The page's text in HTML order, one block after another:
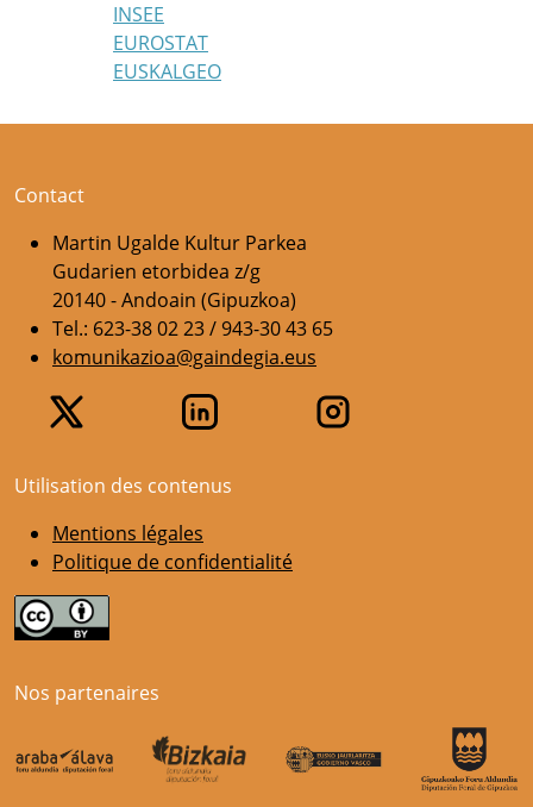
INSEE
EUROSTAT
EUSKALGEO
Contact
Martin Ugalde Kultur Parkea
Gudarien etorbidea z/g
20140 - Andoain (Gipuzkoa)
Tel.: 623-38 02 23 / 943-30 43 65
komunikazioa@gaindegia.eus
Utilisation des contenus
Mentions légales
Politique de confidentialité
Nos partenaires